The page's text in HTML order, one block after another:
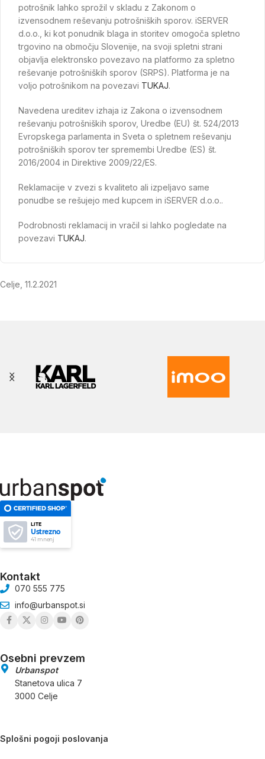
potrošnik lahko sprožil v skladu z Zakonom o
izvensodnem reševanju potrošniških sporov. iSERVER
d.o.o., ki kot ponudnik blaga in storitev omogoča spletno
trgovino na območju Slovenije, na svoji spletni strani
objavlja elektronsko povezavo na platformo za spletno
reševanje potrošniških sporov (SRPS). Platforma je na
voljo potrošnikom na povezavi TUKAJ.
Navedena ureditev izhaja iz Zakona o izvensodnem
reševanju potrošniških sporov, Uredbe (EU) št. 524/2013
Evropskega parlamenta in Sveta o spletnem reševanju
potrošniških sporov ter spremembi Uredbe (ES) št.
2016/2004 in Direktive 2009/22/ES.
Reklamacije v zvezi s kvaliteto ali izpeljavo same
ponudbe se rešujejo med kupcem in iSERVER d.o.o..
Podrobnosti reklamacij in vračil si lahko pogledate na
povezavi TUKAJ.
Celje, 11.2.2021
LITE
Ustrezno
41 mnenj
Kontakt
070 555 775
info@urbanspot.si
Osebni prevzem
Urbanspot
Stanetova ulica 7
3000 Celje
Splošni pogoji poslovanja